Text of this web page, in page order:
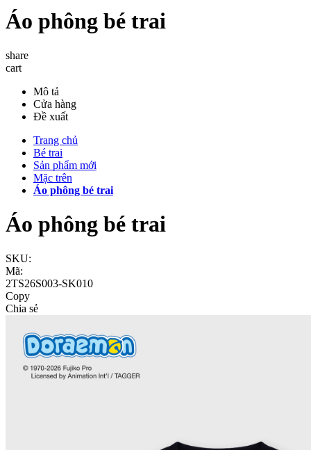
Áo phông bé trai
share
cart
Mô tả
Cửa hàng
Đề xuất
Trang chủ
Bé trai
Sản phẩm mới
Mặc trên
Áo phông bé trai
Áo phông bé trai
SKU:
Mã:
2TS26S003-SK010
Copy
Chia sẻ